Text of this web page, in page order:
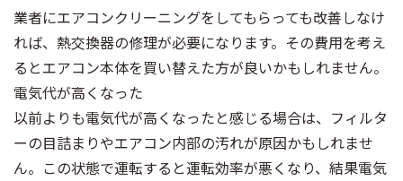
業者にエアコンクリーニングをしてもらっても改善しなけ
れば、熱交換器の修理が必要になります。その費用を考え
るとエアコン本体を買い替えた方が良いかもしれません。
電気代が高くなった
以前よりも電気代が高くなったと感じる場合は、フィルタ
ーの目詰まりやエアコン内部の汚れが原因かもしれませ
ん。この状態で運転すると運転効率が悪くなり、結果電気